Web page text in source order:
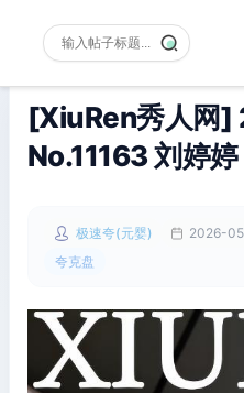
[XiuRen秀人网
No.11163 刘婷
极速夸(元婴) 2026-
夸克盘